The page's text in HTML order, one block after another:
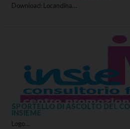
Download: Locandina…
SPORTELLO DI ASCOLTO DEL
INSIEME
Logo…